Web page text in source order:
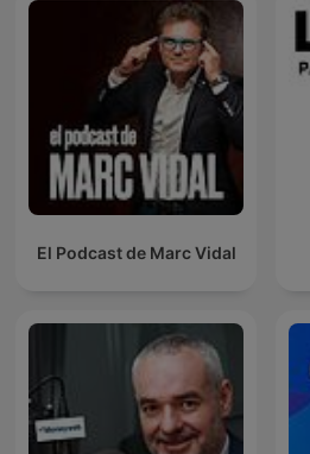
El Podcast de Marc Vidal